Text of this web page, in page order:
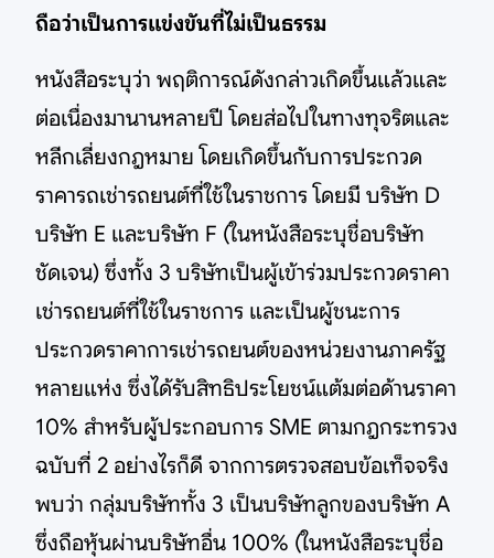
ถือว่าเป็นการแข่งขันที่ไม่เป็นธรรม
หนังสือระบุว่า พฤติการณ์ดังกล่าวเกิดขึ้นแล้วและ
ต่อเนื่องมานานหลายปี โดยส่อไปในทางทุจริตและ
หลีกเลี่ยงกฎหมาย โดยเกิดขึ้นกับการประกวด
ราคารถเช่ารถยนต์ที่ใช้ในราชการ โดยมี บริษัท D
บริษัท E และบริษัท F (ในหนังสือระบุชื่อบริษัท
ชัดเจน) ซึ่งทั้ง 3 บริษัทเป็นผู้เข้าร่วมประกวดราคา
เช่ารถยนต์ที่ใช้ในราชการ และเป็นผู้ชนะการ
ประกวดราคาการเช่ารถยนต์ของหน่วยงานภาครัฐ
หลายแห่ง ซึ่งได้รับสิทธิประโยชน์แต้มต่อด้านราคา
10% สำหรับผู้ประกอบการ SME ตามกฎกระทรวง
ฉบับที่ 2 อย่างไรก็ดี จากการตรวจสอบข้อเท็จจริง
พบว่า กลุ่มบริษัททั้ง 3 เป็นบริษัทลูกของบริษัท A
ซึ่งถือหุ้นผ่านบริษัทอื่น 100% (ในหนังสือระบุชื่อ